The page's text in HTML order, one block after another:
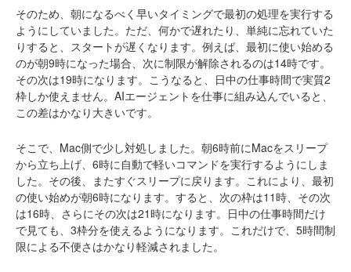
そのため、朝になるべく早いタイミングで最初の処理を実行する
ようにしていました。ただ、何かで遅れたり、単純に忘れていた
りすると、スタートが遅くなります。例えば、最初に使い始める
のが朝9時になった場合、次に制限が解除されるのは14時です。
その次は19時になります。こうなると、日中の仕事時間で実質2
枠しか使えません。AIエージェントを仕事に組み込んでいると、
この差はかなり大きいです。
そこで、Mac側で少し対処しました。朝6時前にMacをスリープ
から立ち上げ、6時に自動で軽いコマンドを実行するようにしま
した。その後、またすぐスリープに戻ります。これにより、最初
の使い始めが朝6時になります。すると、次の枠は11時、その次
は16時、さらにその次は21時になります。日中の仕事時間だけ
で見ても、3枠分を使えるようになります。これだけで、5時間制
限による不便さはかなり軽減されました。